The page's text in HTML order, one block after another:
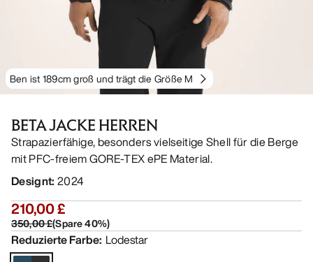
Ben ist 189cm groß und trägt die Größe M
BETA JACKE HERREN
Strapazierfähige, besonders vielseitige Shell für die Berge
mit PFC-freiem GORE-TEX ePE Material.
Designt: 2024
210,00 £
350,00 £(Spare40%)
Reduzierte Farbe: Lodestar